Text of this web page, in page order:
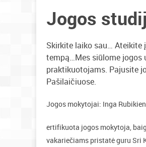
Jogos
Skirkite laiko sau… Ateikite
tempą…Mes siūlome jogos
praktikuotojams. Pajusite
Pašilaičiuose.
Jogos mokytojai: Inga
ertifikuota jogos mokytoja,
vakariečiams pristatė guru Sri